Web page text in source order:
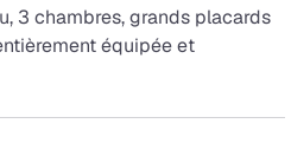
3 chambres, grands placards
équipée et